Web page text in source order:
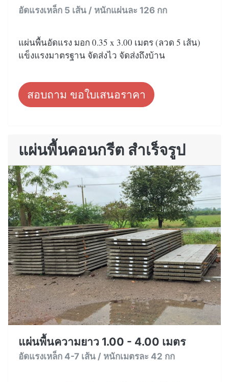
อัดแรงเหล็ก 5 เส้น / หนักแผ่นละ 126 กก
แผ่นพื้นอัดแรง มอก 0.35 x 3.00 เมตร (ลวด 5 เส้น)
แข็งแรงมาตรฐาน จัดส่งไว จัดส่งถึงบ้าน
สอบถาม ขอใบเสนอราคา
แผ่นพื้นคอนกรีต สำเร็จรูป
แผ่นพื้นความยาว 1.00 - 4.00 เมตร
อัดแรงเหล็ก 4-7 เส้น / หนักเมตรละ 42 กก